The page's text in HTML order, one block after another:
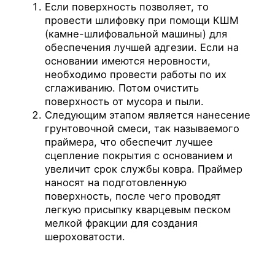
Если поверхность позволяет, то
провести шлифовку при помощи КШМ
(камне-шлифовальной машины) для
обеспечения лучшей адгезии. Если на
основании имеются неровности,
необходимо провести работы по их
сглаживанию. Потом очистить
поверхность от мусора и пыли.
Следующим этапом является нанесение
грунтовочной смеси, так называемого
праймера, что обеспечит лучшее
сцепление покрытия с основанием и
увеличит срок службы ковра. Праймер
наносят на подготовленную
поверхность, после чего проводят
легкую присыпку кварцевым песком
мелкой фракции для создания
шероховатости.